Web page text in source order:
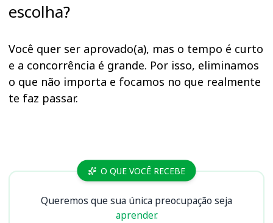
escolha?
Você quer ser aprovado(a), mas o tempo é curto
e a concorrência é grande. Por isso, eliminamos
o que não importa e focamos no que realmente
te faz passar.
Cursos O QUE VOCÊ RECEBE
Queremos que sua única preocupação seja
aprender.